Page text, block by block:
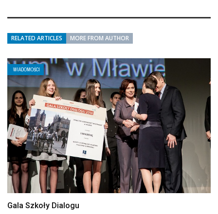
RELATED ARTICLES MORE FROM AUTHOR
WIADOMOŚCI
Gala Szkoły Dialogu